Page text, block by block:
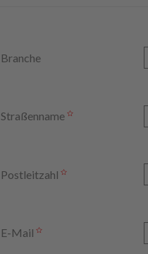
Branche
Straßenname
Postleitzahl
E-Mail